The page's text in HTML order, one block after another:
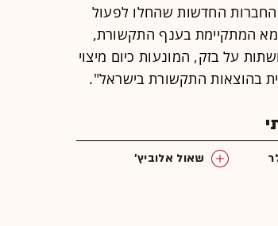
ע"י החברות החדשות שהחלו לפעול
המתקיימת בענף התקשורת,
על בזק, המונעות כיום מיצוי
בהוצאות התקשורת בישראל".
שאול אלוביץ'